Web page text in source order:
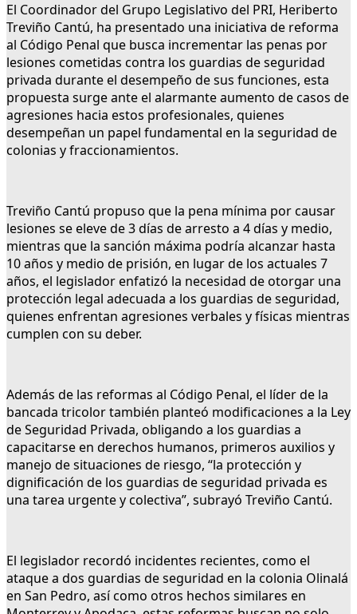
El Coordinador del Grupo Legislativo del PRI, Heriberto
Treviño Cantú, ha presentado una iniciativa de reforma
al Código Penal que busca incrementar las penas por
lesiones cometidas contra los guardias de seguridad
privada durante el desempeño de sus funciones, esta
propuesta surge ante el alarmante aumento de casos de
agresiones hacia estos profesionales, quienes
desempeñan un papel fundamental en la seguridad de
colonias y fraccionamientos.
Treviño Cantú propuso que la pena mínima por causar
lesiones se eleve de 3 días de arresto a 4 días y medio,
mientras que la sanción máxima podría alcanzar hasta
10 años y medio de prisión, en lugar de los actuales 7
años, el legislador enfatizó la necesidad de otorgar una
protección legal adecuada a los guardias de seguridad,
quienes enfrentan agresiones verbales y físicas mientras
cumplen con su deber.
Además de las reformas al Código Penal, el líder de la
bancada tricolor también planteó modificaciones a la Ley
de Seguridad Privada, obligando a los guardias a
capacitarse en derechos humanos, primeros auxilios y
manejo de situaciones de riesgo, “la protección y
dignificación de los guardias de seguridad privada es
una tarea urgente y colectiva”, subrayó Treviño Cantú.
El legislador recordó incidentes recientes, como el
ataque a dos guardias de seguridad en la colonia Olinalá
en San Pedro, así como otros hechos similares en